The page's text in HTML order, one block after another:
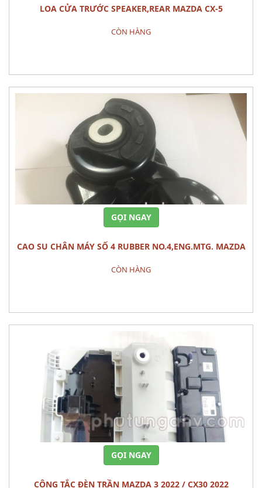
LOA CỬA TRƯỚC SPEAKER,REAR MAZDA CX-5
CÒN HÀNG
GỌI NGAY
CAO SU CHÂN MÁY SỐ 4 RUBBER NO.4,ENG.MTG. MAZDA
CÒN HÀNG
GỌI NGAY
CÔNG TẮC ĐÈN TRẦN MAZDA 3 2022 / CX30 2022